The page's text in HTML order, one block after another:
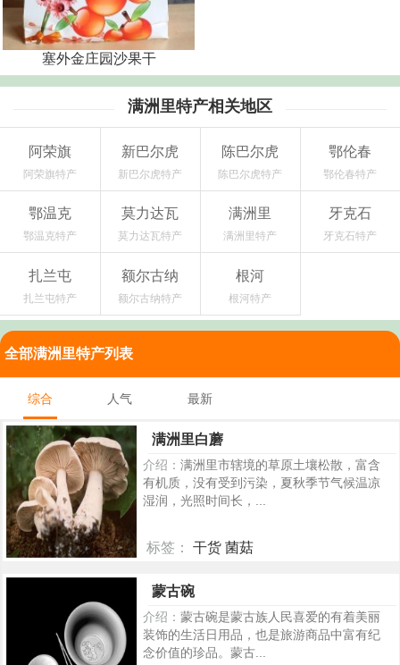
塞外金庄园沙果干
满洲里特产相关地区
阿荣旗
阿荣旗特产
新巴尔虎
新巴尔虎特产
陈巴尔虎
陈巴尔虎特产
鄂伦春
鄂伦春特产
鄂温克
鄂温克特产
莫力达瓦
莫力达瓦特产
满洲里
满洲里特产
牙克石
牙克石特产
扎兰屯
扎兰屯特产
额尔古纳
额尔古纳特产
根河
根河特产
全部满洲里特产列表
综合 人气 最新
满洲里白蘑
介绍： 满洲里市辖境的草原土壤松散，富含
有机质，没有受到污染，夏秋季节气候温凉
湿润，光照时间长，...
标签： 干货 菌菇
蒙古碗
介绍： 蒙古碗是蒙古族人民喜爱的有着美丽
装饰的生活日用品，也是旅游商品中富有纪
念价值的珍品。蒙古...